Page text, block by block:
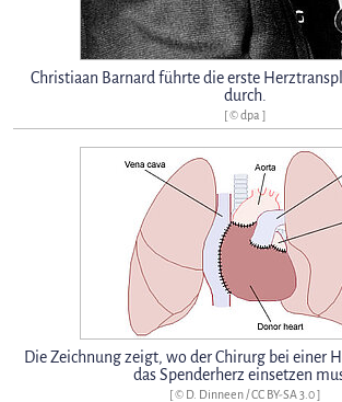
Christiaan Barnard führte die erste
durch.
[ © dpa ]
Die Zeichnung zeigt, wo der Chirurg bei einer
das Spenderherz einsetzen
[ © D. Dinneen /CC BY-SA 3.0]